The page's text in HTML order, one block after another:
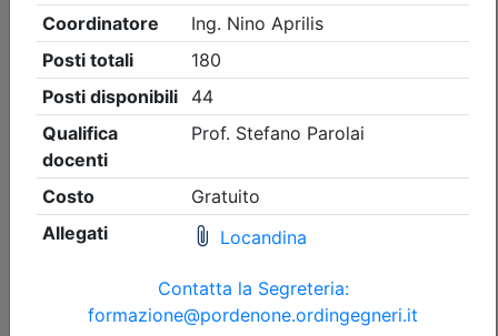
UNI 9795 dicembre 2021 e il nuovo TR
11924 su interfacce di comando del
sistema IRAI verso i sistemi di
protezione antincendio, UNI 11988:
2025 la nuova norma sui sistemi EVAC
Data:16/09/2026
Crediti:
DL.139-06 DM.5-8-2011
Durata:4 ore FAD Streaming
Iscrizioni:
dal 10/06/2026 al 15/09/2026
Priorità iscrizioni Allegati
Note